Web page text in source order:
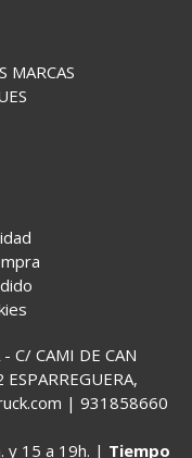
MARCAS
C/ CAMI DE CAN
| 931858660
y 15 a 19h. | Tiempo